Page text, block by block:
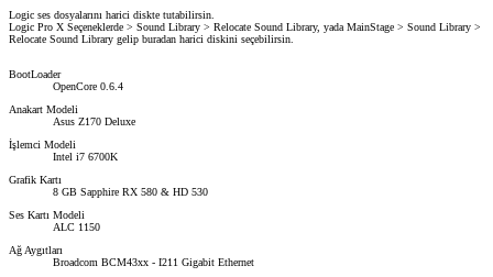
Logic ses dosyalarını harici diskte tutabilirsin.
Logic Pro X Seçeneklerde > Sound Library > Relocate Sound Library, yada MainStage > Sound Library >
Relocate Sound Library gelip buradan harici diskini seçebilirsin.
BootLoader
OpenCore 0.6.4
Anakart Modeli
Asus Z170 Deluxe
İşlemci Modeli
Intel i7 6700K
Grafik Kartı
8 GB Sapphire RX 580 & HD 530
Ses Kartı Modeli
ALC 1150
Ağ Aygıtları
Broadcom BCM43xx - I211 Gigabit Ethernet